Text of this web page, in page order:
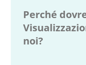
Perché
noi?